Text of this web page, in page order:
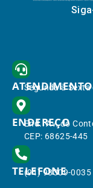
ATENDIMENTO
Segunda à
ENDEREÇO
End.: Av. do
CEP: 68625-445
TELEFONE
(91) 98309-0035